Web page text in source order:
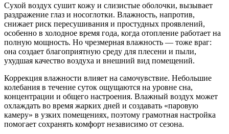
Сухой воздух сушит кожу и слизистые оболочки, вызывает
раздражение глаз и носоглотки. Влажность, напротив,
снижает риск пересушивания и простудных проявлений,
особенно в холодное время года, когда отопление работает на
полную мощность. Но чрезмерная влажность — тоже враг:
она создает благоприятную среду для плесени и пыли,
ухудшая качество воздуха и внешний вид помещений.
Коррекция влажности влияет на самочувствие. Небольшие
колебания в течение суток ощущаются на уровне сна,
концентрации и общего настроения. Влажный воздух может
охлаждать во время жарких дней и создавать «паровую
камеру» в узких помещениях, поэтому грамотная настройка
помогает сохранять комфорт независимо от сезона.